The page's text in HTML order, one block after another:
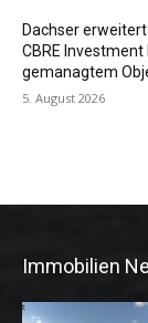
Dachser
CBRE
gemanagtem
5. August 2026
Immobilien